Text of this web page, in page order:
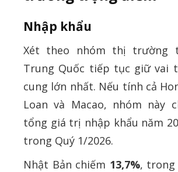
Nhập khẩu
Xét theo nhóm thị trường
Trung Quốc tiếp tục giữ vai
cung lớn nhất. Nếu tính cả
Loan và Macao, nhóm này
tổng giá trị nhập khẩu năm
trong Quý 1/2026.
Nhật Bản chiếm 13,7%, trong